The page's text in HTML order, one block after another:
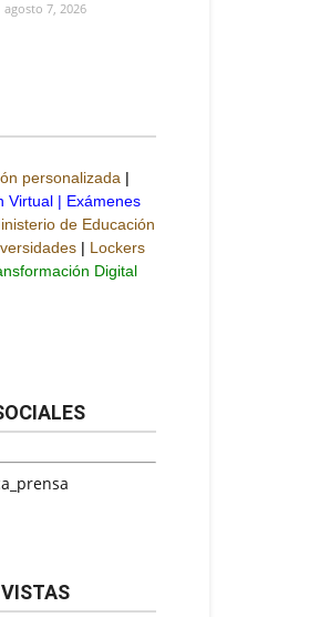
agosto 7, 2026
personalizada |
Virtual | Exámenes
de Educación
| Lockers
Digital